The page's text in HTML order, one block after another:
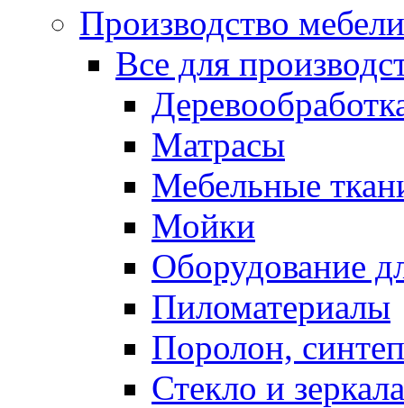
Производство мебели
Все для
Матрасы
Мебельные
Мойки
Оборудование
Пиломатериалы
Поролон,
Стекло и зеркала